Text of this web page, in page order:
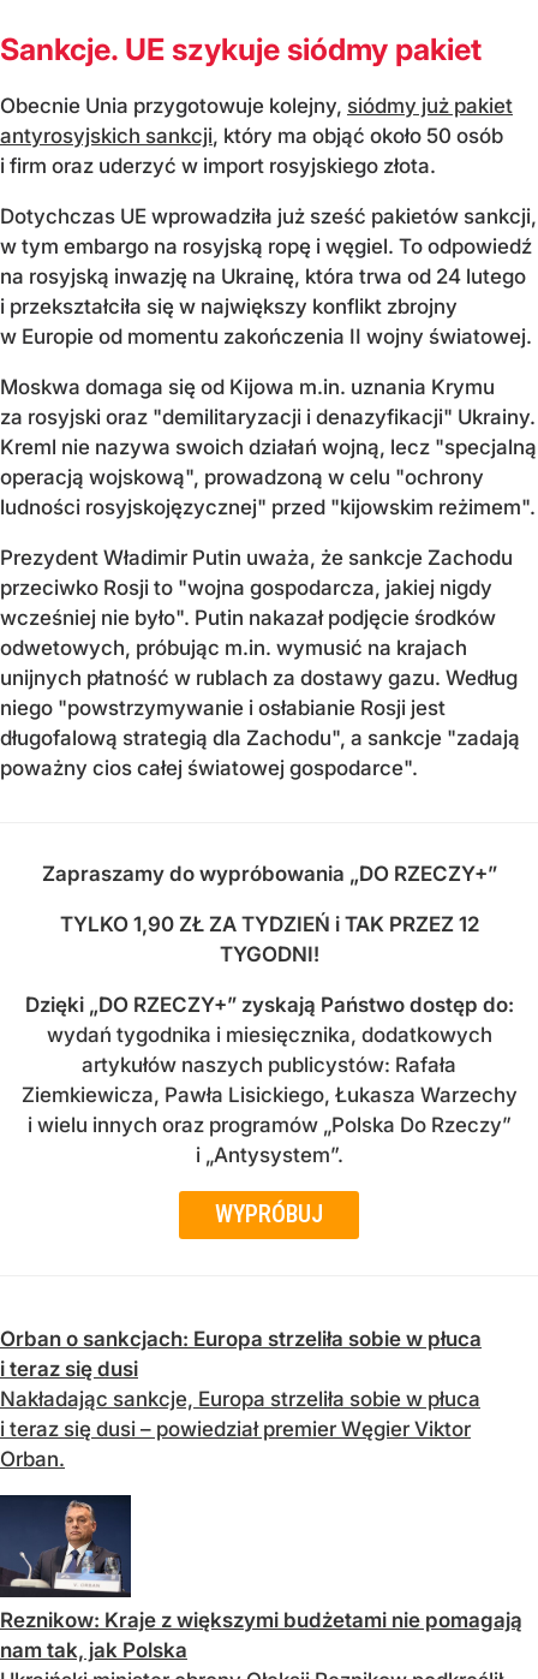
Sankcje. UE szykuje siódmy pakiet
Obecnie Unia przygotowuje kolejny, siódmy już pakiet
antyrosyjskich sankcji, który ma objąć około 50 osób
i firm oraz uderzyć w import rosyjskiego złota.
Dotychczas UE wprowadziła już sześć pakietów sankcji,
w tym embargo na rosyjską ropę i węgiel. To odpowiedź
na rosyjską inwazję na Ukrainę, która trwa od 24 lutego
i przekształciła się w największy konflikt zbrojny
w Europie od momentu zakończenia II wojny światowej.
Moskwa domaga się od Kijowa m.in. uznania Krymu
za rosyjski oraz "demilitaryzacji i denazyfikacji" Ukrainy.
Kreml nie nazywa swoich działań wojną, lecz "specjalną
operacją wojskową", prowadzoną w celu "ochrony
ludności rosyjskojęzycznej" przed "kijowskim reżimem".
Prezydent Władimir Putin uważa, że sankcje Zachodu
przeciwko Rosji to "wojna gospodarcza, jakiej nigdy
wcześniej nie było". Putin nakazał podjęcie środków
odwetowych, próbując m.in. wymusić na krajach
unijnych płatność w rublach za dostawy gazu. Według
niego "powstrzymywanie i osłabianie Rosji jest
długofalową strategią dla Zachodu", a sankcje "zadają
poważny cios całej światowej gospodarce".
Zapraszamy do wypróbowania „DO RZECZY+”
TYLKO 1,90 ZŁ ZA TYDZIEŃ i TAK PRZEZ 12
TYGODNI!
Dzięki „DO RZECZY+” zyskają Państwo dostęp do:
wydań tygodnika i miesięcznika, dodatkowych
artykułów naszych publicystów: Rafała
Ziemkiewicza, Pawła Lisickiego, Łukasza Warzechy
i wielu innych oraz programów „Polska Do Rzeczy”
i „Antysystem”.
WYPRÓBUJ
Orban o sankcjach: Europa strzeliła sobie w płuca
i teraz się dusi
Nakładając sankcje, Europa strzeliła sobie w płuca
i teraz się dusi – powiedział premier Węgier Viktor
Orban.
Reznikow: Kraje z większymi budżetami nie pomagają
nam tak, jak Polska